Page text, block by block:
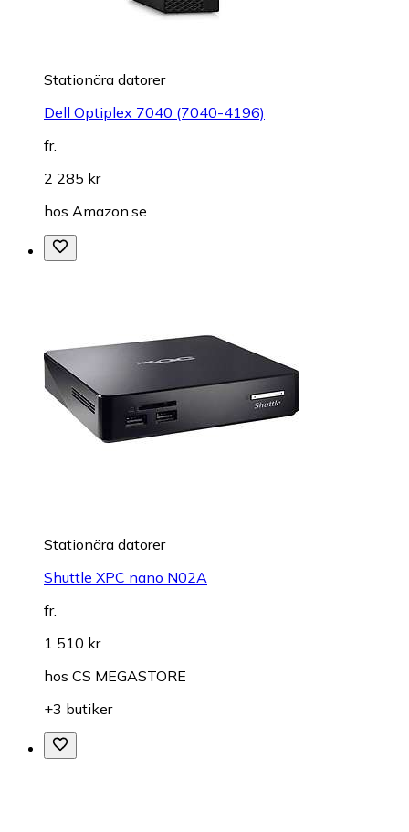
Stationära datorer
Dell Optiplex 7040 (7040-4196)
fr.
2 285 kr
hos Amazon.se
Stationära datorer
Shuttle XPC nano N02A
fr.
1 510 kr
hos CS MEGASTORE
+3 butiker